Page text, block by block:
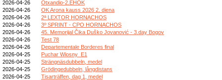
2026-04-26
Otxandio-2.EHOK
2026-04-26
OK Arona kauss 2026 2. diena
2026-04-26
2ª LEXTOR HORNACHOS
2026-04-26
3º SPRINT - CPO HORNACHOS
2026-04-26
45. Memorijal Čika Duško Jovanović - 3.day Bogov
2026-04-26
Test 78
2026-04-26
Departementale Borderes final
2026-04-25
Puchar Wiosny_E1
2026-04-25
Strängnäsdubbeln, medel
2026-04-25
Grödingedubbeln, långdistans
2026-04-25
Tisarträffen, dag 1, medel